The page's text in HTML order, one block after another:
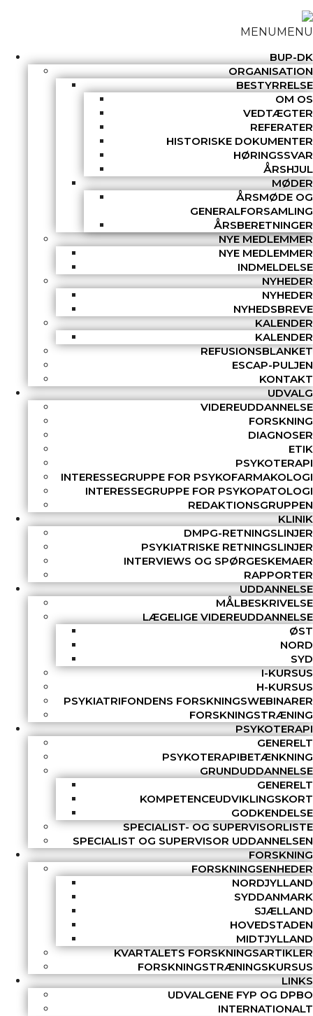
MENUMENU
BUP-DK
ORGANISATION
BESTYRRELSE
OM OS
VEDTÆGTER
REFERATER
HISTORISKE DOKUMENTER
HØRINGSSVAR
ÅRSHJUL
MØDER
ÅRSMØDE OG
GENERALFORSAMLING
ÅRSBERETNINGER
NYE MEDLEMMER
NYE MEDLEMMER
INDMELDELSE
NYHEDER
NYHEDER
NYHEDSBREVE
KALENDER
KALENDER
REFUSIONSBLANKET
ESCAP-PULJEN
KONTAKT
UDVALG
VIDEREUDDANNELSE
FORSKNING
DIAGNOSER
ETIK
PSYKOTERAPI
INTERESSEGRUPPE FOR PSYKOFARMAKOLOGI
INTERESSEGRUPPE FOR PSYKOPATOLOGI
REDAKTIONSGRUPPEN
KLINIK
DMPG-RETNINGSLINJER
PSYKIATRISKE RETNINGSLINJER
INTERVIEWS OG SPØRGESKEMAER
RAPPORTER
UDDANNELSE
MÅLBESKRIVELSE
LÆGELIGE VIDEREUDDANNELSE
ØST
NORD
SYD
I-KURSUS
H-KURSUS
PSYKIATRIFONDENS FORSKNINGSWEBINARER
FORSKNINGSTRÆNING
PSYKOTERAPI
GENERELT
PSYKOTERAPIBETÆNKNING
GRUNDUDDANNELSE
GENERELT
KOMPETENCEUDVIKLINGSKORT
GODKENDELSE
SPECIALIST- OG SUPERVISORLISTE
SPECIALIST OG SUPERVISOR UDDANNELSEN
FORSKNING
FORSKNINGSENHEDER
NORDJYLLAND
SYDDANMARK
SJÆLLAND
HOVEDSTADEN
MIDTJYLLAND
KVARTALETS FORSKNINGSARTIKLER
FORSKNINGSTRÆNINGSKURSUS
LINKS
UDVALGENE FYP OG DPBO
INTERNATIONALT